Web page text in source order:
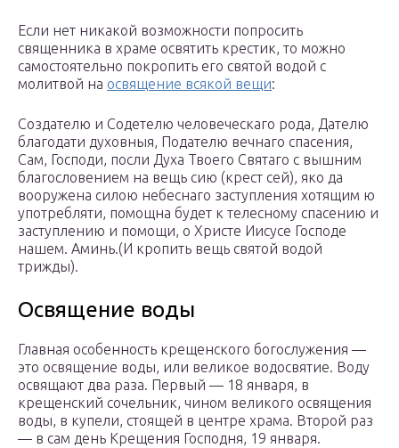
Если нет никакой возможности попросить
священника в храме освятить крестик, то можно
самостоятельно покропить его святой водой с
молитвой на освящение всякой вещи:
Создателю и Содетелю человеческаго рода, Дателю
благодати духовныя, Подателю вечнаго спасения,
Сам, Господи, посли Духа Твоего Святаго с вышним
благословением на вещь сию (крест сей), яко да
вооружена силою небеснаго заступления хотящим ю
употребляти, помощна будет к телесному спасению и
заступлению и помощи, о Христе Иисусе Господе
нашем. Аминь.(И кропить вещь святой водой
трижды).
Освящение воды
Главная особенность крещенского богослужения —
это освящение воды, или великое водосвятие. Воду
освящают два раза. Первый — 18 января, в
крещенский сочельник, чином великого освящения
воды, в купели, стоящей в центре храма. Второй раз
— в сам день Крещения Господня, 19 января.